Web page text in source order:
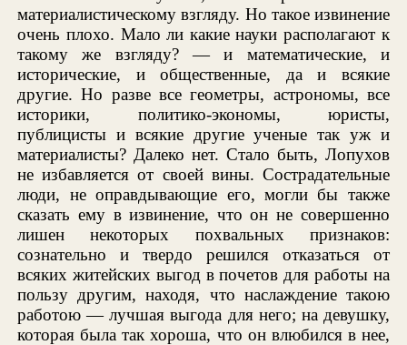
материалистическому взгляду. Но такое извинение
очень плохо. Мало ли какие науки располагают к
такому же взгляду? — и математические, и
исторические, и общественные, да и всякие
другие. Но разве все геометры, астрономы, все
историки, политико-экономы, юристы,
публицисты и всякие другие ученые так уж и
материалисты? Далеко нет. Стало быть, Лопухов
не избавляется от своей вины. Сострадательные
люди, не оправдывающие его, могли бы также
сказать ему в извинение, что он не совершенно
лишен некоторых похвальных признаков:
сознательно и твердо решился отказаться от
всяких житейских выгод в почетов для работы на
пользу другим, находя, что наслаждение такою
работою — лучшая выгода для него; на девушку,
которая была так хороша, что он влюбился в нее,